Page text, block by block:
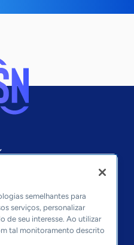
semelhantes para
serviços, personalizar
de seu interesse. Ao utilizar
tal monitoramento descrito